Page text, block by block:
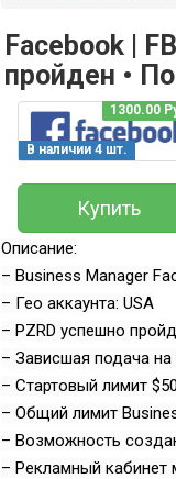
Facebook |
пройден •
В наличии 4 шт.
1300.00
Купить
Описание:
– Business Manager
– Гео аккаунта: USA
– PZRD успешно
– Зависшая подача
– Стартовый лимит
– Общий лимит
– Возможность
– Рекламный кабинет